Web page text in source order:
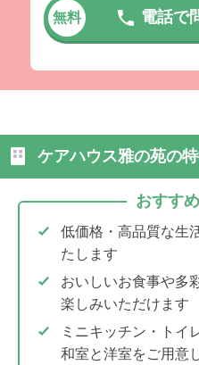
無料 電話で
ケアハウス雅の苑の
おすす
低価格・高品質な生
たします
おいしいお食事や多
楽しみいただけます
ミニキッチン・トイ
和室と洋室をご用意